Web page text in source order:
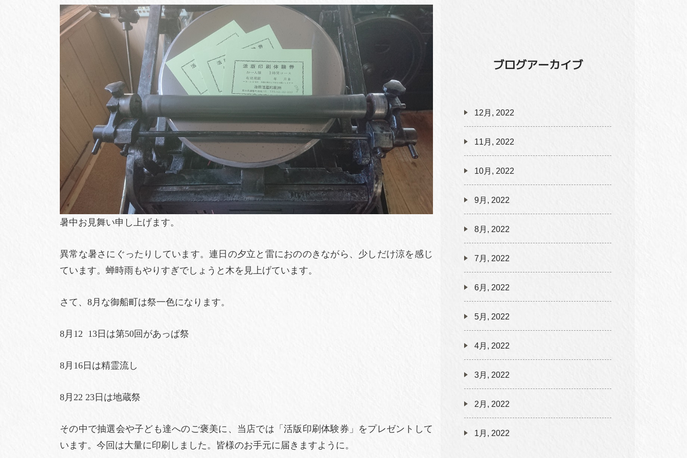
暑中お見舞い申し上げます。
異常な暑さにぐったりしています。連日の夕立と雷におののきながら、少しだけ涼を感じ
ています。蝉時雨もやりすぎでしょうと木を見上げています。
さて、8月な御船町は祭一色になります。
8月12 13日は第50回があっぱ祭
8月16日は精霊流し
8月22 23日は地蔵祭
その中で抽選会や子ども達へのご褒美に、当店では「活版印刷体験券」をプレゼントして
います。今回は大量に印刷しました。皆様のお手元に届きますように。
ブログアーカイブ
12月, 2022
11月, 2022
10月, 2022
9月, 2022
8月, 2022
7月, 2022
6月, 2022
5月, 2022
4月, 2022
3月, 2022
2月, 2022
1月, 2022